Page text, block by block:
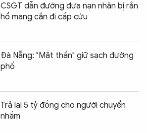
CSGT dẫn đường đưa nạn nhân bị rắn
hổ mang cắn đi cấp cứu
Đà Nẵng: "Mắt thần" giữ sạch đường
phố
Trả lại 5 tỷ đồng cho người chuyển
nhầm